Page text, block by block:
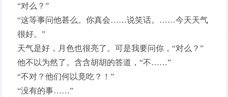
“对么？”
“这等事问他甚么。你真会……说笑话。……今天天气
很好。”
天气是好，月色也很亮了。可是我要问你，“对么？”
他不以为然了。含含胡胡的答道，“不……”
“不对？他们何以竟吃？！”
“没有的事……”